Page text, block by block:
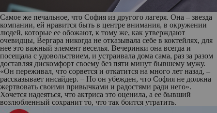
Самое же печальное, что София из другого лагеря. Она – звезда
компании, ей нравится быть в центре внимания, в окружении
людей, которые ее обожают, к тому же, как утверждают
очевидцы, Вергара никогда не отказывала себе в коктейлях, для
нее это важный элемент веселья. Вечеринки она всегда и
посещала с удовольствием, и устраивала дома сама, раз за разом
доставляя дискомфорт своему без пяти минут бывшему мужу.
«Он переживал, что сорвется и откатится на много лет назад, –
рассказывает инсайдер. – Но он убежден, что София не должна
жертвовать своими привычками и радостями ради него».
Хочется надеяться, что актриса это оценила, а ее бывший
возлюбленный сохранит то, что так боится утратить.